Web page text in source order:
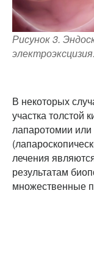
Рисунок 3.
В некоторых
участка толстой
лапаротомии или
лечения
результатам
множественные